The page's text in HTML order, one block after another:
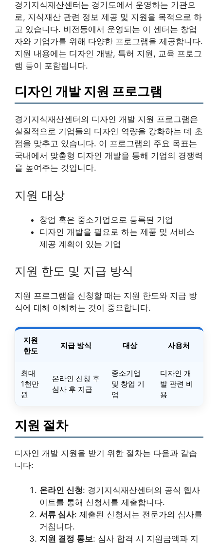
경기지식재산센터는 경기도에서 운영하는 기관으
로, 지식재산 관련 정보 제공 및 지원을 목적으로 하
고 있습니다. 비전동에서 운영되는 이 센터는 창업
자와 기업가를 위해 다양한 프로그램을 제공합니다.
지원 내용에는 디자인 개발, 특허 지원, 교육 프로그
램 등이 포함됩니다.
디자인 개발 지원 프로그램
경기지식재산센터의 디자인 개발 지원 프로그램은
실질적으로 기업들의 디자인 역량을 강화하는 데 초
점을 맞추고 있습니다. 이 프로그램의 주요 목표는
국내에서 맞춤형 디자인 개발을 통해 기업의 경쟁력
을 높여주는 것입니다.
지원 대상
창업 혹은 중소기업으로 등록된 기업
디자인 개발을 필요로 하는 제품 및 서비스
제공 계획이 있는 기업
지원 한도 및 지급 방식
지원 프로그램을 신청할 때는 지원 한도와 지급 방
식에 대해 이해하는 것이 중요합니다.
지원
한도
지급 방식 대상 사용처
최대
1천만
원
온라인 신청 후
심사 후 지급
중소기업
및 창업 기
업
디자인 개
발 관련 비
용
지원 절차
디자인 개발 지원을 받기 위한 절차는 다음과 같습
니다:
온라인 신청: 경기지식재산센터의 공식 웹사
이트를 통해 신청서를 제출합니다.
서류 심사: 제출된 신청서는 전문가의 심사를
거칩니다.
지원 결정 통보: 심사 합격 시 지원금액과 지